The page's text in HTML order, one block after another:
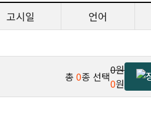
고시일 언어
총 0종 선택0원
0원